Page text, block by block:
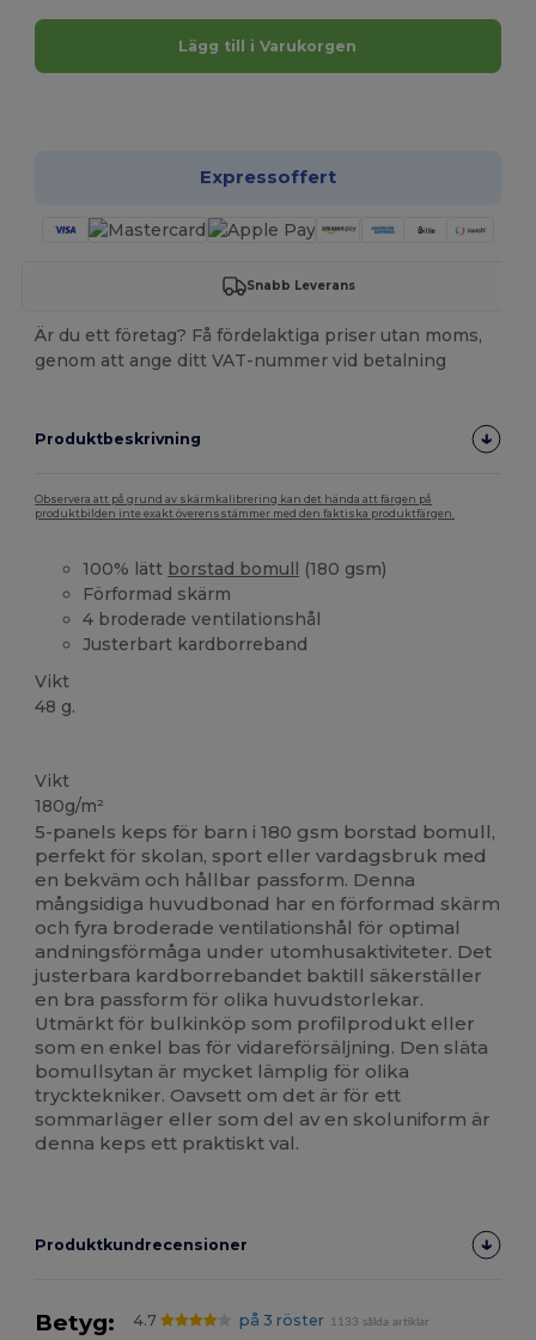
Lägg till i Varukorgen
Expressoffert
Snabb Leverans
Är du ett företag? Få fördelaktiga priser utan moms,
genom att ange ditt VAT-nummer vid betalning
Produktbeskrivning
Observera att på grund av skärmkalibrering kan det hända att färgen på
produktbilden inte exakt överensstämmer med den faktiska produktfärgen.
100% lätt borstad bomull (180 gsm)
Förformad skärm
4 broderade ventilationshål
Justerbart kardborreband
Vikt
48 g.
Vikt
180g/m²
5-panels keps för barn i 180 gsm borstad bomull,
perfekt för skolan, sport eller vardagsbruk med
en bekväm och hållbar passform. Denna
mångsidiga huvudbonad har en förformad skärm
och fyra broderade ventilationshål för optimal
andningsförmåga under utomhusaktiviteter. Det
justerbara kardborrebandet baktill säkerställer
en bra passform för olika huvudstorlekar.
Utmärkt för bulkinköp som profilprodukt eller
som en enkel bas för vidareförsäljning. Den släta
bomullsytan är mycket lämplig för olika
trycktekniker. Oavsett om det är för ett
sommarläger eller som del av en skoluniform är
denna keps ett praktiskt val.
Produktkundrecensioner
Betyg: 4.7 på 3 röster 1133 sålda artiklar